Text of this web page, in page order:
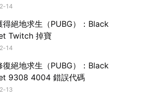
14
得絕地求生（PUBG）：Black
Twitch 掉寶
14
復絕地求生（PUBG）：Black
9308 4004 錯誤代碼
13